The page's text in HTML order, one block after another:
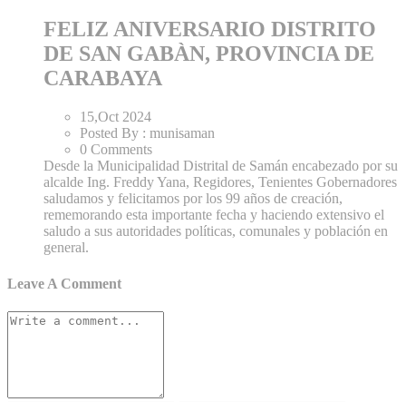
FELIZ ANIVERSARIO DISTRITO
DE SAN GABÀN, PROVINCIA DE
CARABAYA
15,Oct 2024
Posted By : munisaman
0 Comments
Desde la Municipalidad Distrital de Samán encabezado por su
alcalde Ing. Freddy Yana, Regidores, Tenientes Gobernadores
saludamos y felicitamos por los 99 años de creación,
rememorando esta importante fecha y haciendo extensivo el
saludo a sus autoridades políticas, comunales y población en
general.
Leave A Comment